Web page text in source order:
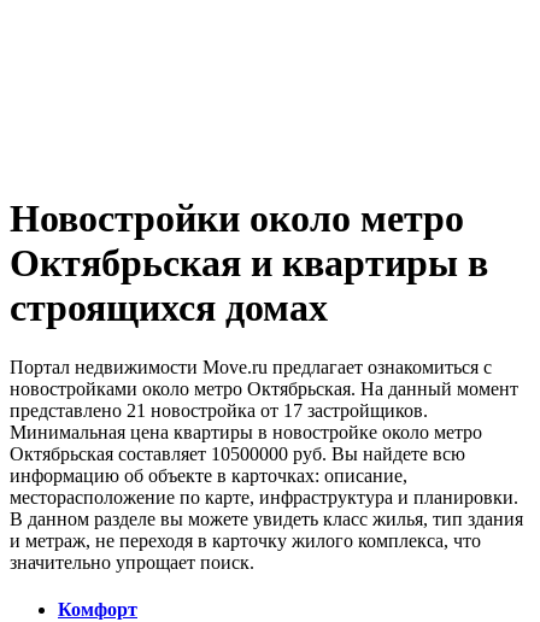
Новостройки около метро
Октябрьская и квартиры в
строящихся домах
Портал недвижимости Move.ru предлагает ознакомиться с
новостройками около метро Октябрьская. На данный момент
представлено 21 новостройка от 17 застройщиков.
Минимальная цена квартиры в новостройке около метро
Октябрьская составляет 10500000 руб. Вы найдете всю
информацию об объекте в карточках: описание,
месторасположение по карте, инфраструктура и планировки.
В данном разделе вы можете увидеть класс жилья, тип здания
и метраж, не переходя в карточку жилого комплекса, что
значительно упрощает поиск.
Комфорт